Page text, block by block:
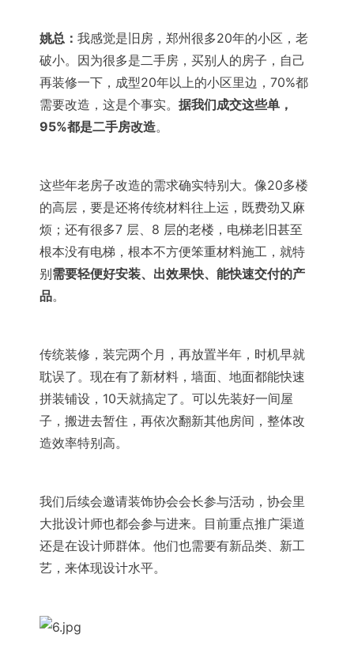
姚总： 我感觉是旧房，郑州很多20年的小区，老
破小。因为很多是二手房，买别人的房子，自己
再装修一下，成型20年以上的小区里边，70%都
需要改造，这是个事实。 据我们成交这些单，
95%都是二手房改造。
这些年老房子改造的需求确实特别大。像20多楼
的高层，要是还将传统材料往上运，既费劲又麻
烦；还有很多7 层、8 层的老楼，电梯老旧甚至
根本没有电梯，根本不方便笨重材料施工，就特
别需要轻便好安装、出效果快、能快速交付的产
品。
传统装修，装完两个月，再放置半年，时机早就
耽误了。现在有了新材料，墙面、地面都能快速
拼装铺设，10天就搞定了。可以先装好一间屋
子，搬进去暂住，再依次翻新其他房间，整体改
造效率特别高。
我们后续会邀请装饰协会会长参与活动，协会里
大批设计师也都会参与进来。目前重点推广渠道
还是在设计师群体。他们也需要有新品类、新工
艺，来体现设计水平。